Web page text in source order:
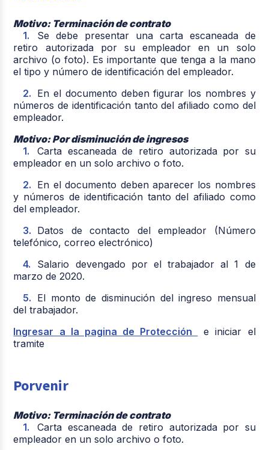
Motivo: Terminación de contrato
Se debe presentar una carta escaneada de
retiro autorizada por su empleador en un solo
archivo (o foto). Es importante que tenga a la mano
el tipo y número de identificación del empleador.
En el documento deben figurar los nombres y
números de identificación tanto del afiliado como del
empleador.
Motivo: Por disminución de ingresos
Carta escaneada de retiro autorizada por su
empleador en un solo archivo o foto.
En el documento deben aparecer los nombres
y números de identificación tanto del afiliado como
del empleador.
Datos de contacto del empleador (Número
telefónico, correo electrónico)
Salario devengado por el trabajador al 1 de
marzo de 2020.
El monto de disminución del ingreso mensual
del trabajador.
Ingresar a la pagina de Protección
e iniciar el
tramite
Porvenir
Motivo: Terminación de contrato
Carta escaneada de retiro autorizada por su
empleador en un solo archivo o foto.